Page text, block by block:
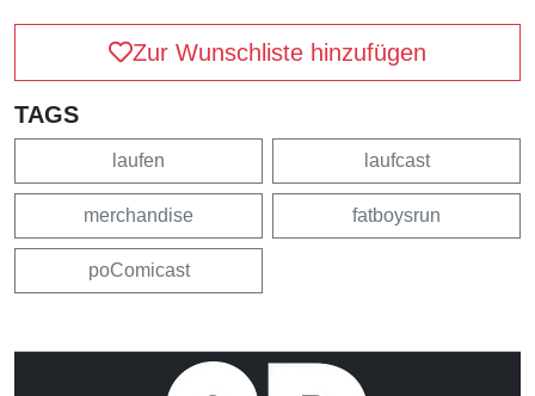
Zur Wunschliste hinzufügen
TAGS
laufen laufcast
merchandise fatboysrun
poComicast